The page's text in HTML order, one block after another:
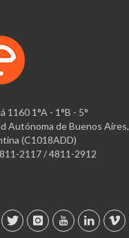
1160 1°A - 1°B - 5°
Autónoma de Buenos Aires,
(C1018ADD)
2117 / 4811-2912